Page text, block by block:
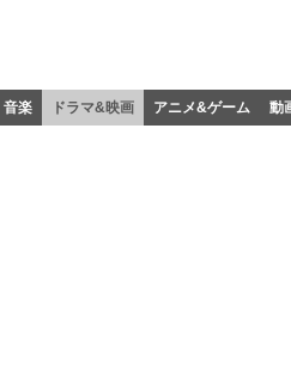
音楽 ドラマ&映画 アニメ&ゲーム 動